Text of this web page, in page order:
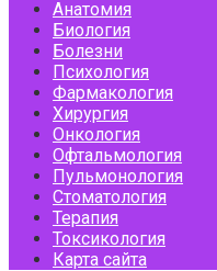
Анатомия
Биология
Болезни
Психология
Фармакология
Хирургия
Онкология
Офтальмология
Пульмонология
Стоматология
Терапия
Токсикология
Карта сайта